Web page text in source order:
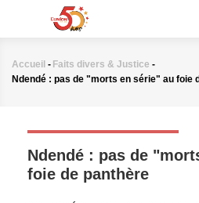
principal
Fil
Accueil - Faits divers & Justice -
Ndendé : pas de "morts en série" au foie
Ndendé : pas de
foie de panthère